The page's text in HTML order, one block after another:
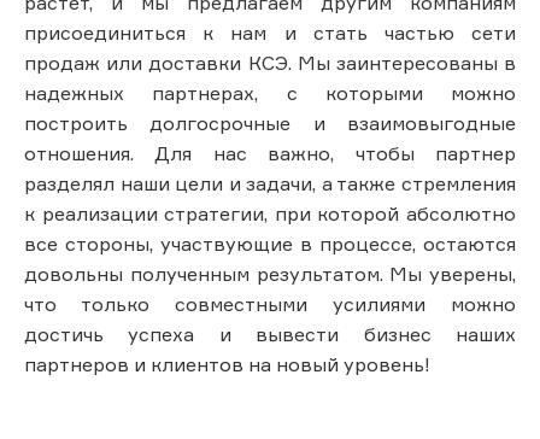
присоединиться к нам и стать частью сети
продаж или доставки КСЭ. Мы заинтересованы в
надежных партнерах, с которыми можно
построить долгосрочные и взаимовыгодные
отношения. Для нас важно, чтобы партнер
разделял наши цели и задачи, а также стремления
к реализации стратегии, при которой абсолютно
все стороны, участвующие в процессе, остаются
довольны полученным результатом. Мы уверены,
что только совместными усилиями можно
достичь успеха и вывести бизнес наших
партнеров и клиентов на новый уровень!